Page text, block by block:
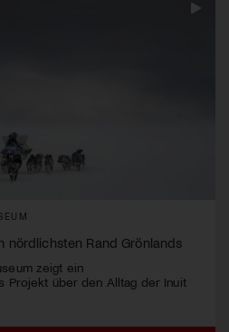
nördlichsten Rand Grönlands
zeigt ein
Projekt über den Alltag der Inuit